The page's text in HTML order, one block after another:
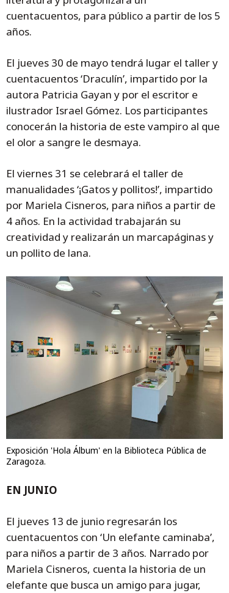
cuentacuentos, para público a partir de los 5
años.
El jueves 30 de mayo tendrá lugar el taller y
cuentacuentos ‘Draculín’, impartido por la
autora Patricia Gayan y por el escritor e
ilustrador Israel Gómez. Los participantes
conocerán la historia de este vampiro al que
el olor a sangre le desmaya.
El viernes 31 se celebrará el taller de
manualidades ‘¡Gatos y pollitos!’, impartido
por Mariela Cisneros, para niños a partir de
4 años. En la actividad trabajarán su
creatividad y realizarán un marcapáginas y
un pollito de lana.
Exposición 'Hola Álbum' en la Biblioteca Pública de
Zaragoza.
EN JUNIO
El jueves 13 de junio regresarán los
cuentacuentos con ‘Un elefante caminaba’,
para niños a partir de 3 años. Narrado por
Mariela Cisneros, cuenta la historia de un
elefante que busca un amigo para jugar,